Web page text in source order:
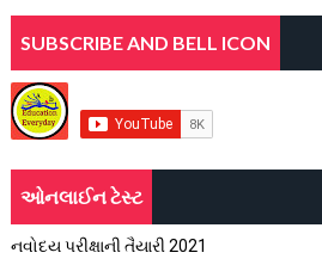
SUBSCRIBE AND BELL ICON
ઓનલાઈન ટેસ્ટ
નવોદય પરીક્ષાની તૈયારી 2021